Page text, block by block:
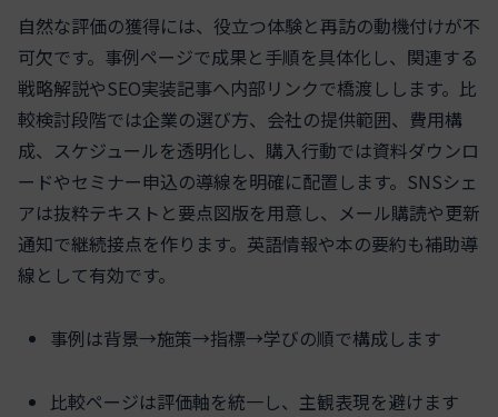
自然な評価の獲得には、役立つ体験と再訪の動機付けが不
可欠です。事例ページで成果と手順を具体化し、関連する
戦略解説やSEO実装記事へ内部リンクで橋渡しします。比
較検討段階では企業の選び方、会社の提供範囲、費用構
成、スケジュールを透明化し、購入行動では資料ダウンロ
ードやセミナー申込の導線を明確に配置します。SNSシェ
アは抜粋テキストと要点図版を用意し、メール購読や更新
通知で継続接点を作ります。英語情報や本の要約も補助導
線として有効です。
事例は背景→施策→指標→学びの順で構成します
比較ページは評価軸を統一し、主観表現を避けます